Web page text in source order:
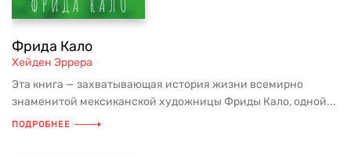
Фрида Кало
Хейден Эррера
Эта книга — захватывающая история жизни всемирно
знаменитой мексиканской художницы Фриды Кало, одной...
ПОДРОБНЕЕ